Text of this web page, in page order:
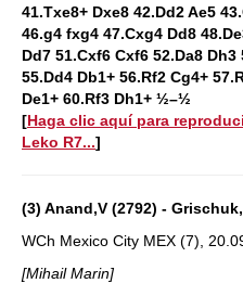
41.Txe8+ Dxe8 42.Dd2 Ae5
46.g4 fxg4 47.Cxg4 Dd8
Dd7 51.Cxf6 Cxf6 52.Da8 Dh3
55.Dd4 Db1+ 56.Rf2 Cg4+
De1+ 60.Rf3 Dh1+ ½–½
[Haga clic aquí para
Leko R7...]
(3) Anand,V (2792) -
WCh Mexico City MEX (7),
[Mihail Marin]